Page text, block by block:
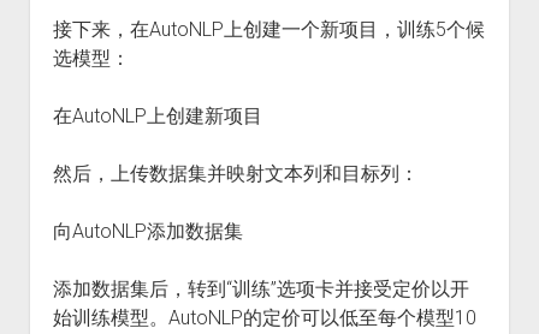
接下来，在AutoNLP上创建一个新项目，训练5个候
选模型：
在AutoNLP上创建新项目
然后，上传数据集并映射文本列和目标列：
向AutoNLP添加数据集
添加数据集后，转到“训练”选项卡并接受定价以开
始训练模型。AutoNLP的定价可以低至每个模型10